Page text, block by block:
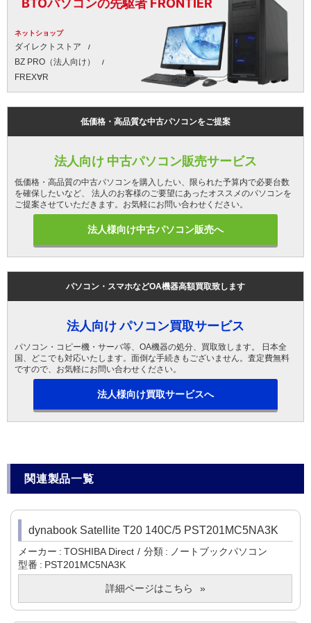
BTOパソコンの先駆者 FRONTIER
ネットショップ
ダイレクトストア
BZ PRO（法人向け）
FREX∀R
低価格・高品質な中古パソコンをご提案
法人向け 中古パソコン販売サービス
低価格・高品質の中古パソコンを購入したい、限られた予算内で必要台数
を確保したいなど、 法人のお客様のご要望にあったオススメのパソコンを
ご提案させていただきます。お気軽にお問い合わせください。
法人様向け中古パソコン販売へ
パソコン・スマホなどOA機器高額買取致します
法人向け パソコン買取サービス
パソコン・コピー機・サーバ等、OA機器の処分、買取致します。 日本全
国、どこでも対応いたします。面倒な手続きもございません。査定費無料
ですので、お気軽にお問い合わせください。
法人様向け買取サービスへ
関連製品一覧
dynabook Satellite T20 140C/5 PST201MC5NA3K
メーカー TOSHIBA Direct 分類
ノートブックパソコン
型番
PST201MC5NA3K
詳細ページはこちら